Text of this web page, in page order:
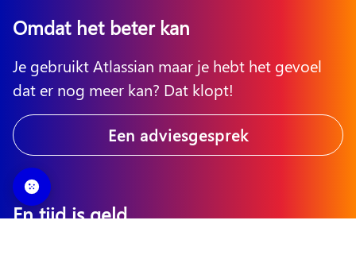
Omdat het beter kan
Je gebruikt Atlassian maar je hebt het gevoel
dat er nog meer kan? Dat klopt!
Een adviesgesprek
En tijd is geld